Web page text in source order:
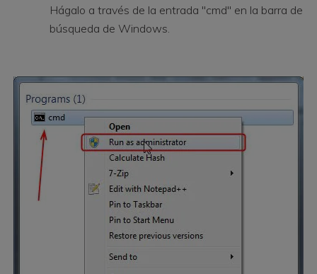
Hágalo a través de la entrada "cmd" en la barra de
búsqueda de Windows.